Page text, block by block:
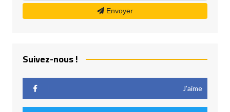
Envoyer
Suivez-nous !
J’aime